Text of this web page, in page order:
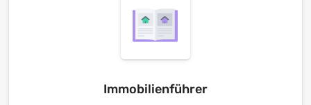
Immobilienführer